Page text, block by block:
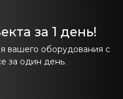
за 1 день!
вашего оборудования с
за один день.